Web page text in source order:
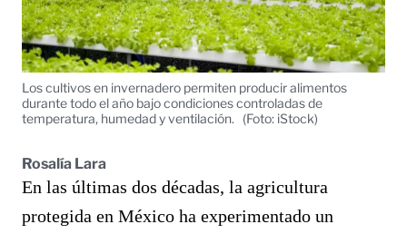
Los cultivos en invernadero permiten producir alimentos
durante todo el año bajo condiciones controladas de
temperatura, humedad y ventilación.
(Foto: iStock)
Rosalía Lara
En las últimas dos décadas, la agricultura
protegida en México ha experimentado un